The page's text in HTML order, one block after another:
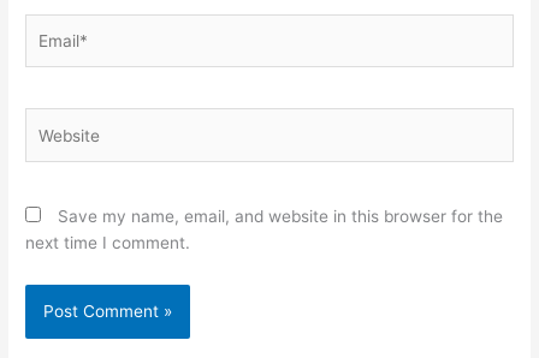
Save my name, email, and website in this browser for the
next time I comment.